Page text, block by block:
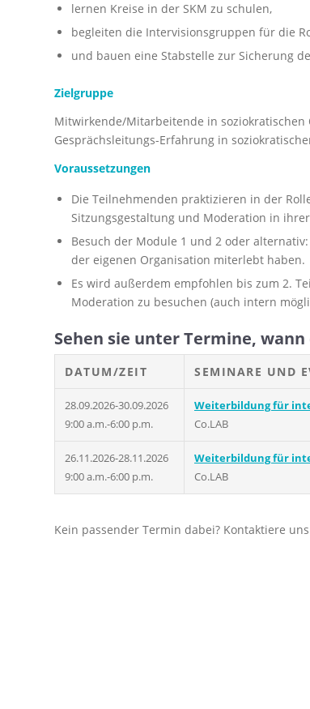
lernen Kreise in der SKM zu schulen,
begleiten die Intervisionsgruppen für die
und bauen eine Stabstelle zur Sicherung
Zielgruppe
Mitwirkende/Mitarbeitende in
Gesprächsleitungs-Erfahrung in
Voraussetzungen
Die Teilnehmenden praktizieren in der
Sitzungsgestaltung und Moderation in
Besuch der Module 1 und 2 oder
der eigenen Organisation miterlebt haben.
Es wird außerdem empfohlen bis zum 2.
Moderation zu besuchen (auch intern
Sehen sie unter Termine,
DATUM/ZEIT SEMINARE UND
28.09.2026-30.09.2026
9:00 a.m.-6:00 p.m.
Weiterbildung für
Co.LAB
26.11.2026-28.11.2026
9:00 a.m.-6:00 p.m.
Weiterbildung für
Co.LAB
Kein passender Termin dabei? Kontaktiere